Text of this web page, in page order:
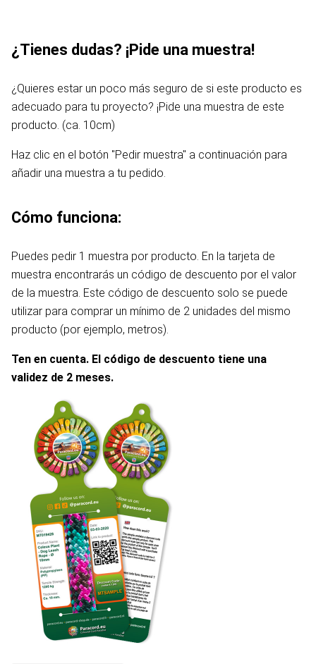
¿Tienes dudas? ¡Pide una muestra!
¿Quieres estar un poco más seguro de si este producto es
adecuado para tu proyecto? ¡Pide una muestra de este
producto. (ca. 10cm)
Haz clic en el botón "Pedir muestra" a continuación para
añadir una muestra a tu pedido.
Cómo funciona:
Puedes pedir 1 muestra por producto. En la tarjeta de
muestra encontrarás un código de descuento por el valor
de la muestra. Este código de descuento solo se puede
utilizar para comprar un mínimo de 2 unidades del mismo
producto (por ejemplo, metros).
Ten en cuenta. El código de descuento tiene una
validez de 2 meses.